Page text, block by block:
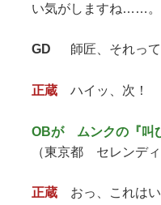
い気がしますね……。
GD 師匠、それって
正蔵 ハイッ、次！
OBが ムンクの『叫
（東京都 セレンデ
正蔵 おっ、これはい